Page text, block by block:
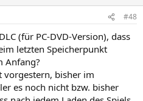
#48
(für PC-DVD-Version), dass
letzten Speicherpunkt
Anfang?
vorgestern, bisher im
es noch nicht bzw. bisher